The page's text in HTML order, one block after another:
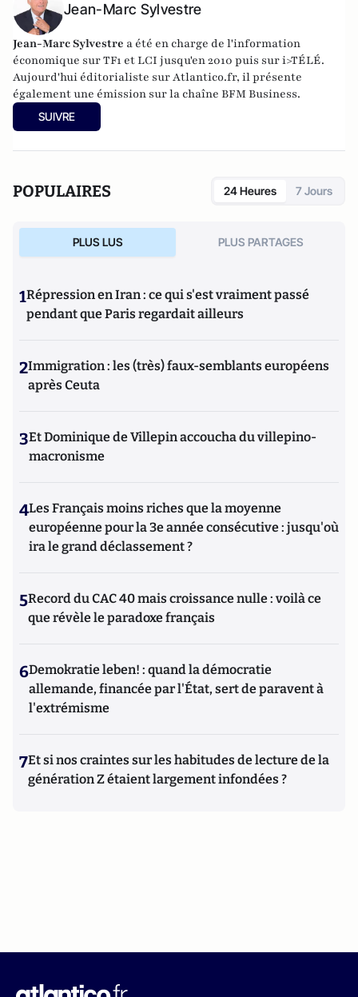
Jean-Marc Sylvestre
Jean-Marc Sylvestre a été en charge de l'information
économique sur TF1 et LCI jusqu'en 2010 puis sur i>TÉLÉ.
Aujourd'hui éditorialiste sur Atlantico.fr, il présente
également une émission sur la chaîne BFM Business.
SUIVRE
POPULAIRES 24 Heures 7 Jours
PLUS LUS PLUS PARTAGES
1Répression en Iran : ce qui s'est vraiment passé
pendant que Paris regardait ailleurs
2Immigration : les (très) faux-semblants européens
après Ceuta
3Et Dominique de Villepin accoucha du villepino-
macronisme
4Les Français moins riches que la moyenne
européenne pour la 3e année consécutive : jusqu'où
ira le grand déclassement ?
5Record du CAC 40 mais croissance nulle : voilà ce
que révèle le paradoxe français
6Demokratie leben! : quand la démocratie
allemande, financée par l'État, sert de paravent à
l'extrémisme
7Et si nos craintes sur les habitudes de lecture de la
génération Z étaient largement infondées ?